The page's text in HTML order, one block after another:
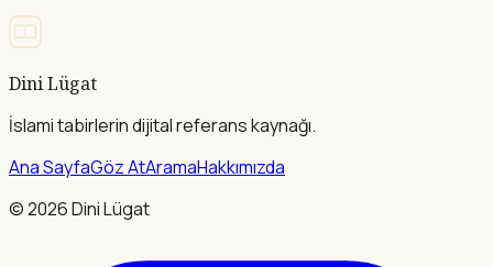
Dini Lügat
İslami tabirlerin dijital referans kaynağı.
Ana SayfaGöz AtAramaHakkımızda
©2026Dini Lügat